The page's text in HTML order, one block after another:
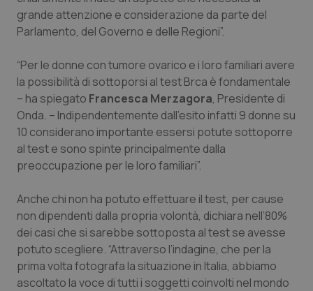
grande attenzione e considerazione da parte del
Parlamento, del Governo e delle Regioni”.
“Per le donne con tumore ovarico e i loro familiari avere
la possibilità di sottoporsi al test Brca è fondamentale
– ha spiegato Francesca Merzagora, Presidente di
Onda. – Indipendentemente dall’esito infatti 9 donne su
10 considerano importante essersi potute sottoporre
al test e sono spinte principalmente dalla
preoccupazione per le loro familiari”.
Anche chi non ha potuto effettuare il test, per cause
non dipendenti dalla propria volontà, dichiara nell’80%
dei casi che si sarebbe sottoposta al test se avesse
potuto scegliere. “Attraverso l’indagine, che per la
prima volta fotografa la situazione in Italia, abbiamo
ascoltato la voce di tutti i soggetti coinvolti nel mondo